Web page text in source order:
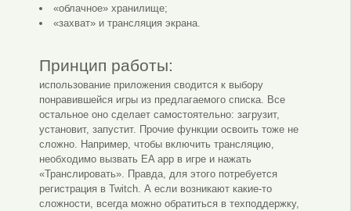
«облачное» хранилище;
«захват» и трансляция экрана.
Принцип работы:
использование приложения сводится к выбору
понравившейся игры из предлагаемого списка. Все
остальное оно сделает самостоятельно: загрузит,
установит, запустит. Прочие функции освоить тоже не
сложно. Например, чтобы включить трансляцию,
необходимо вызвать EA app в игре и нажать
«Транслировать». Правда, для этого потребуется
регистрация в Twitch. А если возникают какие-то
сложности, всегда можно обратиться в техподдержку,